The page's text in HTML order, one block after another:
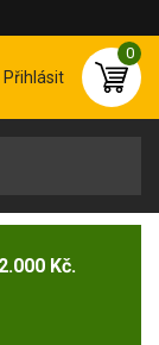
Přihlásit
0
Kč.